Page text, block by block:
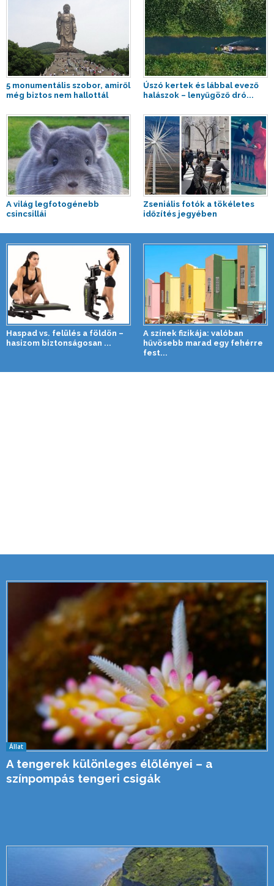
5 monumentális szobor, amiről
még biztos nem hallottál
Úszó kertek és lábbal evező
halászok – lenyűgöző dró...
A világ legfotogénebb
csincsillái
Zseniális fotók a tökéletes
időzítés jegyében
Haspad vs. felülés a földön –
hasizom biztonságosan ...
A színek fizikája: valóban
hűvösebb marad egy fehérre
fest...
Állat
A tengerek különleges élőlényei – a
színpompás tengeri csigák